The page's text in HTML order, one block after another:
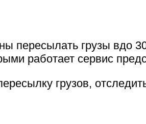
пересылать грузы вдо
работает сервис
грузов,